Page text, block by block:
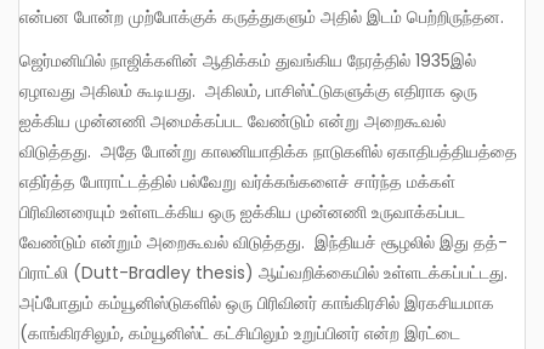
என்பன போன்ற முற்போக்குக் கருத்துகளும் அதில் இடம் பெற்றிருந்தன.
ஜெர்மனியில் நாஜிக்களின் ஆதிக்கம் துவங்கிய நேரத்தில் 1935இல்
ஏழாவது அகிலம் கூடியது. அகிலம், பாசிஸ்ட்டுகளுக்கு எதிராக ஒரு
ஐக்கிய முன்னணி அமைக்கப்பட வேண்டும் என்று அறைகூவல்
விடுத்தது. அதே போன்று காலனியாதிக்க நாடுகளில் ஏகாதிபத்தியத்தை
எதிர்த்த போராட்டத்தில் பல்வேறு வர்க்கங்களைச் சார்ந்த மக்கள்
பிரிவினரையும் உள்ளடக்கிய ஒரு ஐக்கிய முன்னணி உருவாக்கப்பட
வேண்டும் என்றும் அறைகூவல் விடுத்தது. இந்தியச் சூழலில் இது தத்-
பிராட்லி (Dutt-Bradley thesis) ஆய்வறிக்கையில் உள்ளடக்கப்பட்டது.
அப்போதும் கம்யூனிஸ்டுகளில் ஒரு பிரிவினர் காங்கிரசில் இரகசியமாக
(காங்கிரசிலும், கம்யூனிஸ்ட் கட்சியிலும் உறுப்பினர் என்ற இரட்டை